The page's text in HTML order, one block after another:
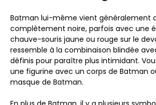
Batman lui-même vient généralement
complètement noire, parfois avec une
chauve-souris jaune ou rouge sur le
ressemble à la combinaison blindée
définis pour paraître plus intimidant.
une figurine avec un corps de Batman
masque de Batman.